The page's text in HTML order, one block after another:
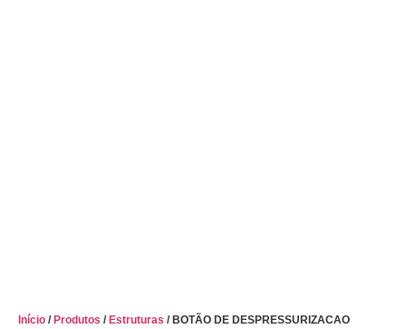
Início / Produtos / Estruturas / BOTÃO DE DESPRESSURIZACAO